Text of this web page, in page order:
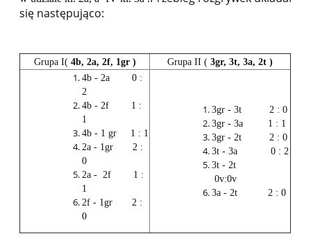
się następująco:
Grupa I( 4b, 2a, 2f, 1gr ) Grupa II (3gr, 3t, 3a, 2t )
4b - 2a 0 :
2
4b - 2f 1 :
1
4b - 1 gr 1 : 1
2a - 1gr 2 :
0
2a - 2f 1 :
1
2f - 1gr 2 :
0
3gr - 3t 2 : 0
3gr - 3a 1 : 1
3gr - 2t 2 : 0
3t - 3a 0 : 2
3t - 2t
0v:0v
3a - 2t 2 : 0